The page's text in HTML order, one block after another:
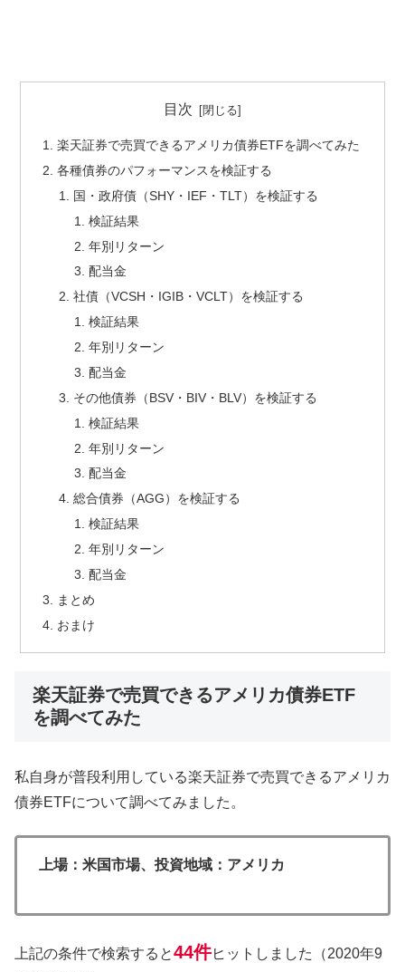
目次
楽天証券で売買できるアメリカ債券ETFを調べてみた
各種債券のパフォーマンスを検証する
国・政府債（SHY・IEF・TLT）を検証する
検証結果
年別リターン
配当金
社債（VCSH・IGIB・VCLT）を検証する
検証結果
年別リターン
配当金
その他債券（BSV・BIV・BLV）を検証する
検証結果
年別リターン
配当金
総合債券（AGG）を検証する
検証結果
年別リターン
配当金
まとめ
おまけ
楽天証券で売買できるアメリカ債券ETF
を調べてみた
私自身が普段利用している楽天証券で売買できるアメリカ
債券ETFについて調べてみました。
上場：米国市場、投資地域：アメリカ
上記の条件で検索すると44件ヒットしました（2020年9